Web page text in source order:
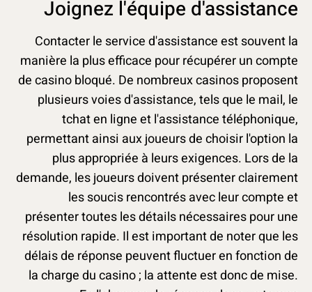
Joignez l'équipe d'assistance
Contacter le service d'assistance est souvent la
manière la plus efficace pour récupérer un compte
de casino bloqué. De nombreux casinos proposent
plusieurs voies d'assistance, tels que le mail, le
tchat en ligne et l'assistance téléphonique,
permettant ainsi aux joueurs de choisir l'option la
plus appropriée à leurs exigences. Lors de la
demande, les joueurs doivent présenter clairement
les soucis rencontrés avec leur compte et
présenter toutes les détails nécessaires pour une
résolution rapide. Il est important de noter que les
délais de réponse peuvent fluctuer en fonction de
la charge du casino ; la attente est donc de mise.